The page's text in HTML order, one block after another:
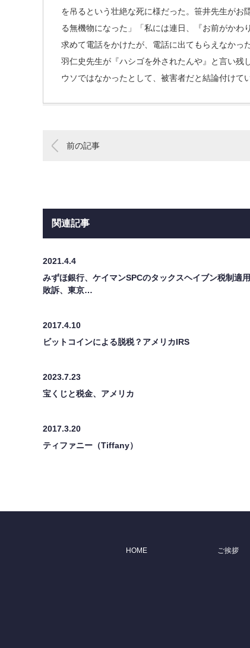
を吊るという壮絶な死に様だった。笹井先生が
る無機物になった」「私には連日、『お前がか
求めて電話をかけたが、電話に出てもらえなかっ
羽仁史先生が『ハシゴを外されたんや』と言い残
ウソではなかったとして、被害者だと結論付けてい
前の記事
関連記事
2021.4.4
みずほ銀行、ケイマンSPCのタックスヘイブン税制適
敗訴、東京…
2017.4.10
ビットコインによる脱税？アメリカIRS
2023.7.23
宝くじと税金、アメリカ
2017.3.20
ティファニー（Tiffany）
HOME ご挨拶